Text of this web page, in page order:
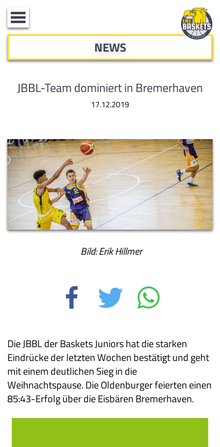
Toggle
navigation
NEWS
JBBL-Team dominiert in Bremerhaven
17.12.2019
Bild: Erik Hillmer
Die JBBL der Baskets Juniors hat die starken
Eindrücke der letzten Wochen bestätigt und geht
mit einem deutlichen Sieg in die
Weihnachtspause. Die Oldenburger feierten einen
85:43-Erfolg über die Eisbären Bremerhaven.